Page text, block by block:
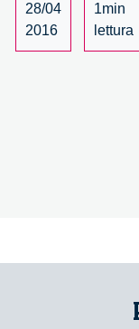
28/04
2016
1min
lettura